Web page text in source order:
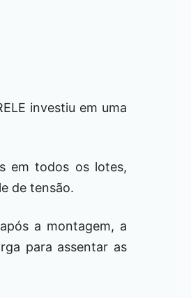
investiu em uma
em todos os lotes,
de tensão.
a montagem, a
para assentar as